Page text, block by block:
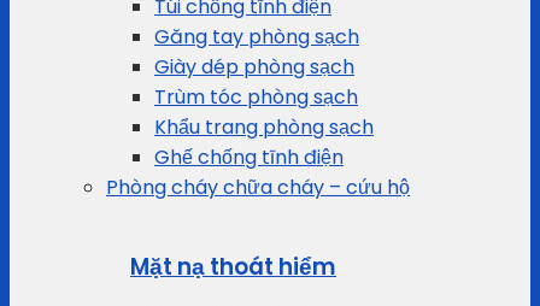
Túi chống tĩnh điện
Găng tay phòng sạch
Giày dép phòng sạch
Trùm tóc phòng sạch
Khẩu trang phòng sạch
Ghế chống tĩnh điện
Phòng cháy chữa cháy – cứu hộ
Mặt nạ thoát hiểm